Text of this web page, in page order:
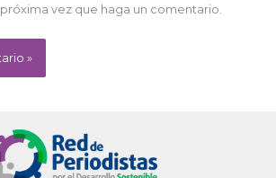
vez que haga un comentario.